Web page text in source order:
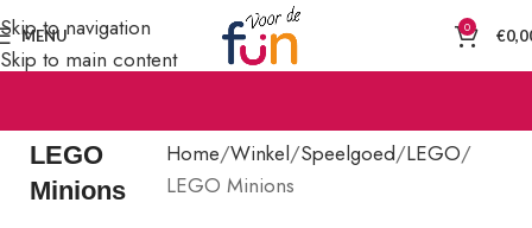
Skip to navigation
Skip to main content
MENU 0 €
LEGO
Minions
Home Winkel Speelgoed LEGO
LEGO Minions